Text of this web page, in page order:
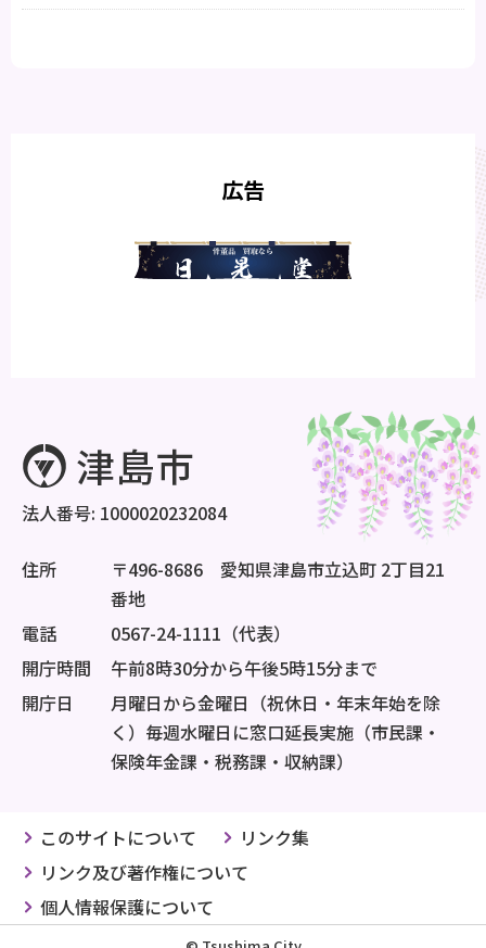
広告
法人番号: 1000020232084
住所
〒496-8686 愛知県津島市立込町 2丁目21
番地
電話
0567-24-1111（代表）
開庁時間
午前8時30分から午後5時15分まで
開庁日
月曜日から金曜日（祝休日・年末年始を除
く）毎週水曜日に窓口延長実施（市民課・
保険年金課・税務課・収納課）
このサイトについて
リンク集
リンク及び著作権について
個人情報保護について